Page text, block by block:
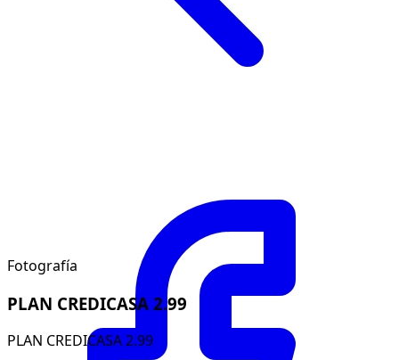
Fotografía
PLAN CREDICASA 2.99
PLAN CREDICASA 2.99